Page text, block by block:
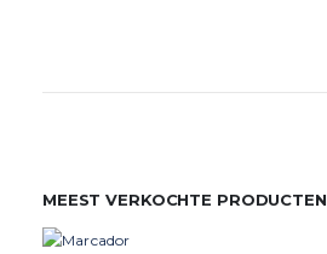
MEEST VERKOCHTE PRODUCTEN